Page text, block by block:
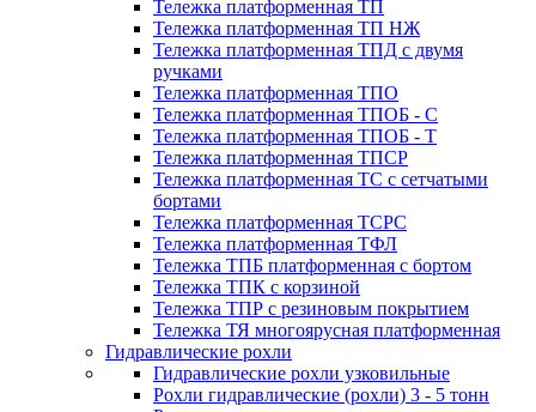
Тележка платформенная ТП
Тележка платформенная ТП НЖ
Тележка платформенная ТПД с двумя
ручками
Тележка платформенная ТПО
Тележка платформенная ТПОБ - С
Тележка платформенная ТПОБ - Т
Тележка платформенная ТПСР
Тележка платформенная ТС с сетчатыми
бортами
Тележка платформенная ТСРС
Тележка платформенная ТФЛ
Тележка ТПБ платформенная с бортом
Тележка ТПК с корзиной
Тележка ТПР с резиновым покрытием
Тележка ТЯ многоярусная платформенная
Гидравлические рохли
Гидравлические рохли узковильные
Рохли гидравлические (рохли) 3 - 5 тонн